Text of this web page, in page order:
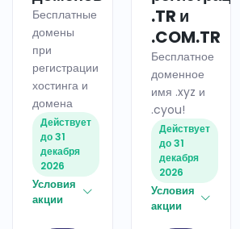
Бесплатные
домены
при
регистрации
хостинга и
домена
Действует
до 31
декабря
2026
Условия
акции
.TR и
.COM.TR
Бесплатное
доменное
имя .xyz и
.cyou!
Действует
до 31
декабря
2026
Условия
акции